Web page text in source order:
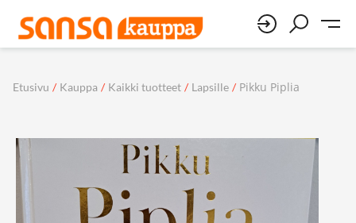
Etusivu / Kauppa / Kaikki tuotteet / Lapsille / Pikku Piplia